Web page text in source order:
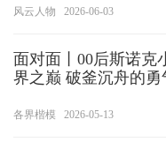
风云人物 2026-06-03
面对面丨00后斯诺克
界之巅 破釜沉舟的
各界楷模 2026-05-13